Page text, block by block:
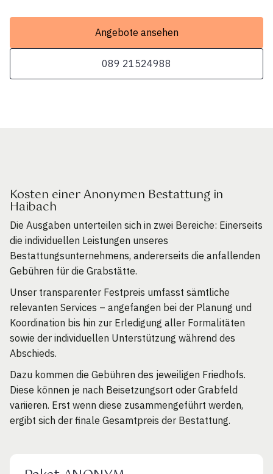
Angebote ansehen
089 21524988
Kosten einer Anonymen Bestattung in
Haibach
Die Ausgaben unterteilen sich in zwei Bereiche: Einerseits
die individuellen Leistungen unseres
Bestattungsunternehmens, andererseits die anfallenden
Gebühren für die Grabstätte.
Unser transparenter Festpreis umfasst sämtliche
relevanten Services – angefangen bei der Planung und
Koordination bis hin zur Erledigung aller Formalitäten
sowie der individuellen Unterstützung während des
Abschieds.
Dazu kommen die Gebühren des jeweiligen Friedhofs.
Diese können je nach Beisetzungsort oder Grabfeld
variieren. Erst wenn diese zusammengeführt werden,
ergibt sich der finale Gesamtpreis der Bestattung.